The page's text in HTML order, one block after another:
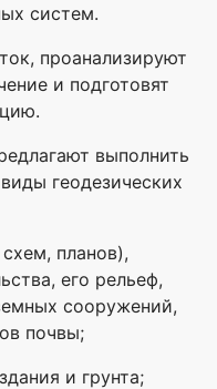
систем.
проанализируют
и подготовят
выполнить
геодезических
планов),
его рельеф,
сооружений,
почвы;
и грунта;